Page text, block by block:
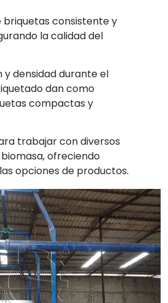
briquetas consistente y
la calidad del
y densidad durante el
dan como
compactas y
trabajar con diversos
ofreciendo
opciones de productos.